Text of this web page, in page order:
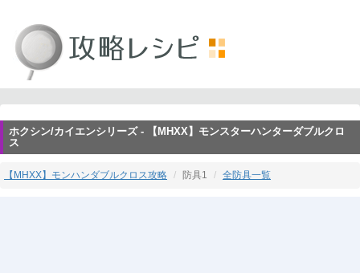
ホクシン/カイエンシリーズ - 【MHXX】モンスターハンターダブルクロ
ス
【MHXX】モンハンダブルクロス攻略 防具1 全防具一覧